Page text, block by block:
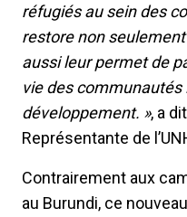
réfugiés au sein des
restore non
aussi leur permet de
vie des
développement. », a
Représentante de
Contrairement aux
au Burundi, ce